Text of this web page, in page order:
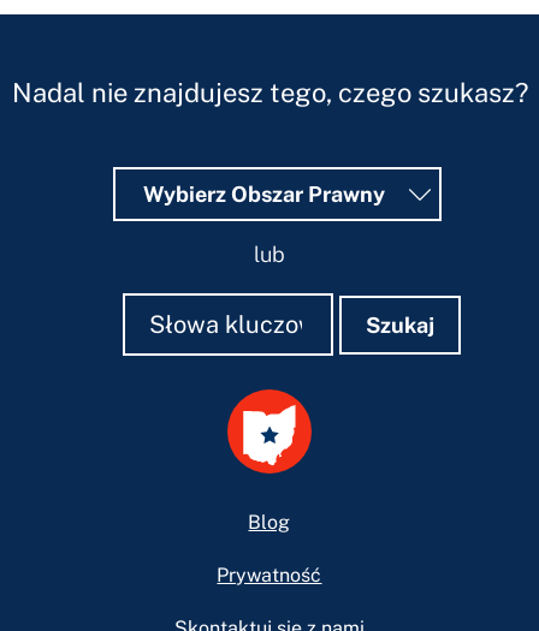
Nadal nie znajdujesz tego, czego szukasz?
Wybierz Obszar Prawny
lub
Szukaj
Szukaj Szukaj
Blog
Prywatność